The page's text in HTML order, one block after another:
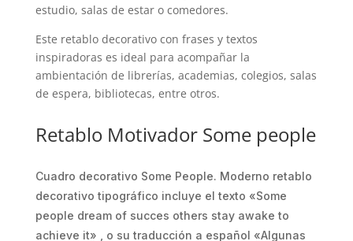
estudio, salas de estar o comedores.
Este retablo decorativo con frases y textos
inspiradoras es ideal para acompañar la
ambientación de librerías, academias, colegios, salas
de espera, bibliotecas, entre otros.
Retablo Motivador Some people
Cuadro decorativo Some People. Moderno retablo
decorativo tipográfico incluye el texto «Some
people dream of succes others stay awake to
achieve it» , o su traducción a español «Algunas